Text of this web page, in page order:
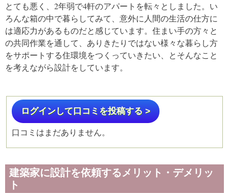
とても悪く、2年弱で4軒のアパートを転々としました。い
ろんな箱の中で暮らしてみて、意外に人間の生活の仕方に
は適応力があるものだと感じています。住まい手の方々と
の共同作業を通して、ありきたりではない様々な暮らし方
をサポートする住環境をつくっていきたい、とそんなこと
を考えながら設計をしています。
ログインして口コミを投稿する >
口コミはまだありません。
建築家に設計を依頼するメリット・デメリッ
ト